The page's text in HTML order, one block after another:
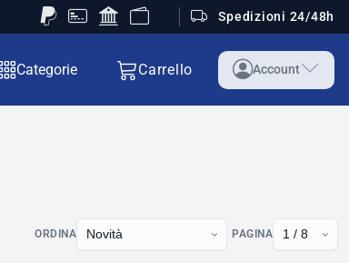
Spedizioni 24/48h
Categorie Carrello Account
ORDINA PAGINA